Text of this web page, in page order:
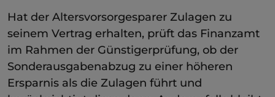
Hat der Altersvorsorgesparer Zulagen zu
seinem Vertrag erhalten, prüft das Finanzamt
im Rahmen der Günstigerprüfung, ob der
Sonderausgabenabzug zu einer höheren
Ersparnis als die Zulagen führt und